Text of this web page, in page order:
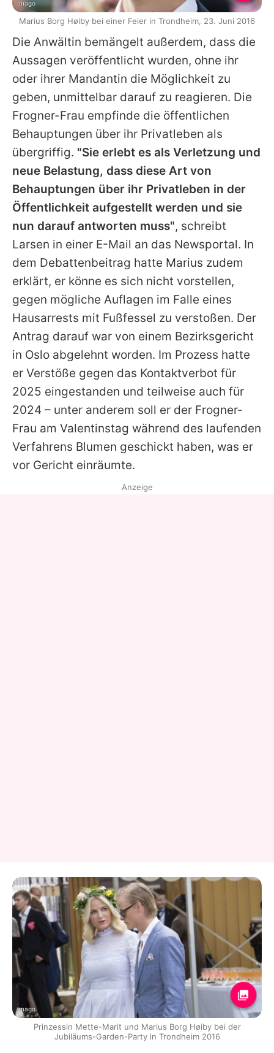
Die Anwältin bemängelt außerdem, dass die
Aussagen veröffentlicht wurden, ohne ihr
oder ihrer Mandantin die Möglichkeit zu
geben, unmittelbar darauf zu reagieren. Die
Frogner-Frau empfinde die öffentlichen
Behauptungen über ihr Privatleben als
übergriffig. "Sie erlebt es als Verletzung und
neue Belastung, dass diese Art von
Behauptungen über ihr Privatleben in der
Öffentlichkeit aufgestellt werden und sie
nun darauf antworten muss", schreibt
Larsen in einer E-Mail an das Newsportal. In
dem Debattenbeitrag hatte Marius zudem
erklärt, er könne es sich nicht vorstellen,
gegen mögliche Auflagen im Falle eines
Hausarrests mit Fußfessel zu verstoßen. Der
Antrag darauf war von einem Bezirksgericht
in Oslo abgelehnt worden. Im Prozess hatte
er Verstöße gegen das Kontaktverbot für
2025 eingestanden und teilweise auch für
2024 – unter anderem soll er der Frogner-
Frau am Valentinstag während des laufenden
Verfahrens Blumen geschickt haben, was er
vor Gericht einräumte.
Imago
Marius Borg Høiby bei einer Feier in Trondheim, 23. Juni 2016
Anzeige
Imago
Prinzessin Mette-Marit und Marius Borg Høiby bei der
Jubiläums-Garden-Party in Trondheim 2016